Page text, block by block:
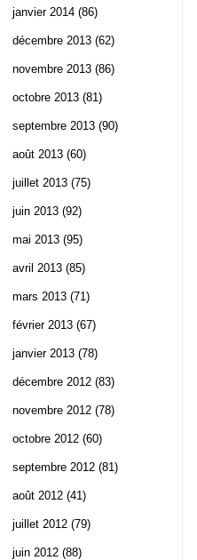
janvier 2014 (86)
décembre 2013 (62)
novembre 2013 (86)
octobre 2013 (81)
septembre 2013 (90)
août 2013 (60)
juillet 2013 (75)
juin 2013 (92)
mai 2013 (95)
avril 2013 (85)
mars 2013 (71)
février 2013 (67)
janvier 2013 (78)
décembre 2012 (83)
novembre 2012 (78)
octobre 2012 (60)
septembre 2012 (81)
août 2012 (41)
juillet 2012 (79)
juin 2012 (88)